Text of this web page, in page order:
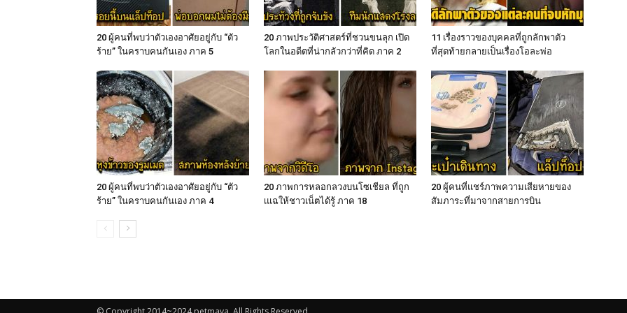
20 ผู้คนที่พบว่าตัวเองอาศัยอยู่กับ “ตัว
ร้าย” ในคราบคนกันเอง ภาค 5
20 ภาพประวัติศาสตร์ที่ชวนขนลุก เปิด
โลกในอดีตที่น่ากลัวกว่าที่คิด ภาค 2
11 เรื่องราวของบุคคลที่ถูกลักพาตัว
ที่สุดท้ายกลายเป็นเรื่องโอละพ่อ
20 ผู้คนที่พบว่าตัวเองอาศัยอยู่กับ “ตัว
ร้าย” ในคราบคนกันเอง ภาค 4
20 ภาพการหลอกลวงบนโซเชียล ที่ถูก
เแฉให้ชาวเน็ตได้รู้ ภาค 18
20 ผู้คนที่แชร์ภาพความเสียหายของ
สัมภาระที่มาจากสายการบิน